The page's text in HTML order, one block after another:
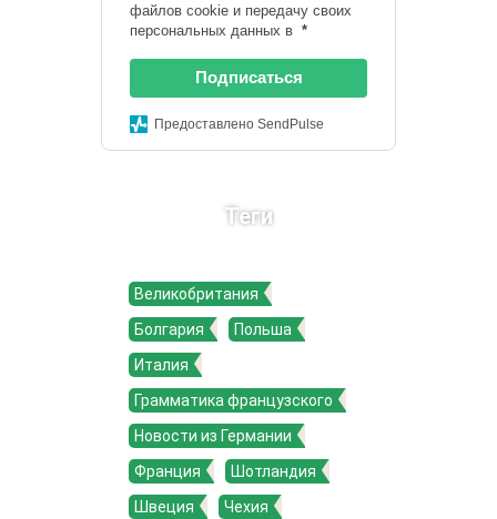
файлов cookie и передачу своих
персональных данных в *
Подписаться
Предоставлено SendPulse
Теги
Великобритания
Болгария
Польша
Италия
Грамматика французского
Новости из Германии
Франция
Шотландия
Швеция
Чехия